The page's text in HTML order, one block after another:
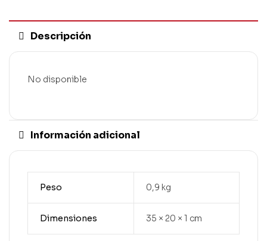
Descripción
No disponible
Información adicional
Peso 0,9 kg
Dimensiones 35 × 20 × 1 cm